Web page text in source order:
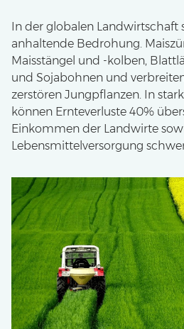
In der globalen Landwirtschaft
anhaltende Bedrohung.
Maisstängel und -kolben,
und Sojabohnen und
zerstören Jungpflanzen. In
können Ernteverluste 40%
Einkommen der Landwirte
Lebensmittelversorgung